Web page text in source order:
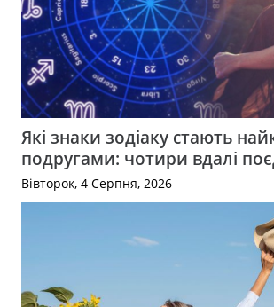
Які знаки зодіаку стають
подругами: чотири вдалі
Вівторок, 4 Серпня, 2026